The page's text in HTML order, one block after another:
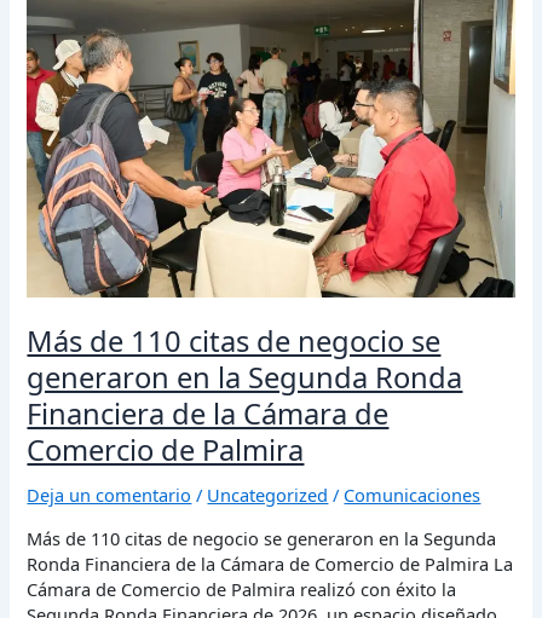
Más de 110 citas de negocio se
generaron en la Segunda Ronda
Financiera de la Cámara de
Comercio de Palmira
Deja un comentario / Uncategorized / Comunicaciones
Más de 110 citas de negocio se generaron en la Segunda
Ronda Financiera de la Cámara de Comercio de Palmira La
Cámara de Comercio de Palmira realizó con éxito la
110
citas
de
negocio
se
generaron
en
la
Segunda
Ronda
Financiera
la
Cámara
de
Comercio
de
Palmira